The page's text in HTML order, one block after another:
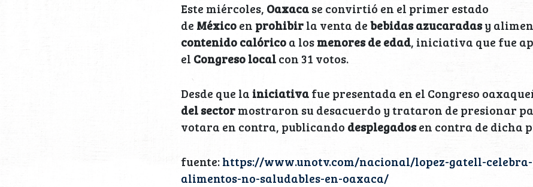
Este miércoles, Oaxacase convirtió en el primer estado
de Méxicoen prohibirla venta debebidas azucaradasy
contenido calóricoa losmenores de edad, iniciativa que fue
el Congreso localcon 31 votos.
Desde que la iniciativafue presentada en el Congreso
del sectormostraron su desacuerdo y trataron de presionar
votara en contra, publicando desplegadosen contra de dicha
fuente:https://www.unotv.com/nacional/lopez-gatell-
alimentos-no-saludables-en-oaxaca/